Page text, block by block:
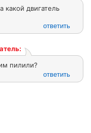
какой двигатель
ответить
пилили?
ответить